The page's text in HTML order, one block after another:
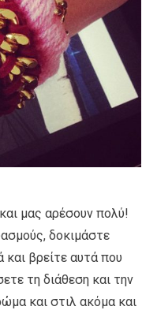
μας αρέσουν πολύ!
δοκιμάστε
και βρείτε αυτά που
τη διάθεση και την
και στιλ ακόμα και